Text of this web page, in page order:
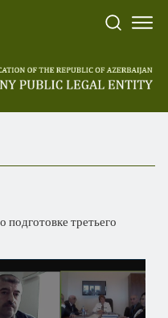
подготовке третьего